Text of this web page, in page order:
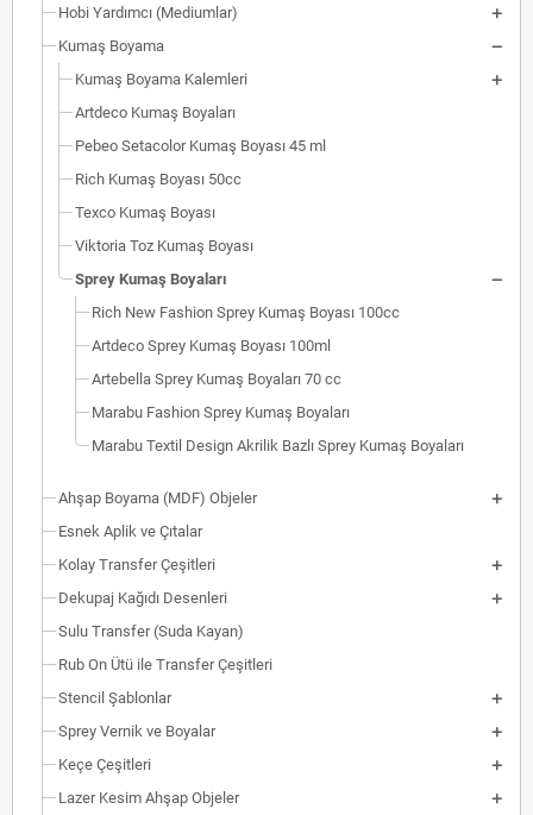
Hobi Yardımcı (Mediumlar)
Kumaş Boyama
Kumaş Boyama Kalemleri
Artdeco Kumaş Boyaları
Pebeo Setacolor Kumaş Boyası 45 ml
Rich Kumaş Boyası 50cc
Texco Kumaş Boyası
Viktoria Toz Kumaş Boyası
Sprey Kumaş Boyaları
Rich New Fashion Sprey Kumaş Boyası 100cc
Artdeco Sprey Kumaş Boyası 100ml
Artebella Sprey Kumaş Boyaları 70 cc
Marabu Fashion Sprey Kumaş Boyaları
Marabu Textil Design Akrilik Bazlı Sprey Kumaş Boyaları
Ahşap Boyama (MDF) Objeler
Esnek Aplik ve Çıtalar
Kolay Transfer Çeşitleri
Dekupaj Kağıdı Desenleri
Sulu Transfer (Suda Kayan)
Rub On Ütü ile Transfer Çeşitleri
Stencil Şablonlar
Sprey Vernik ve Boyalar
Keçe Çeşitleri
Lazer Kesim Ahşap Objeler